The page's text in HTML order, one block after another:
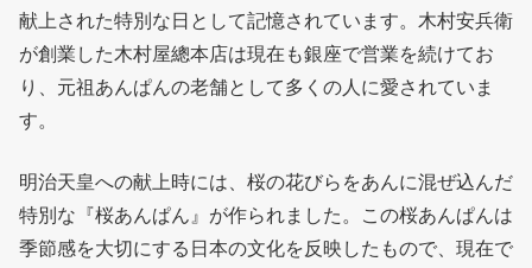
献上された特別な日として記憶されています。木村安兵衛
が創業した木村屋總本店は現在も銀座で営業を続けてお
り、元祖あんぱんの老舗として多くの人に愛されていま
す。
明治天皇への献上時には、桜の花びらをあんに混ぜ込んだ
特別な『桜あんぱん』が作られました。この桜あんぱんは
季節感を大切にする日本の文化を反映したもので、現在で